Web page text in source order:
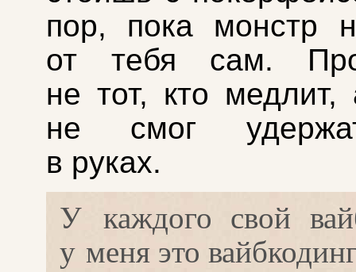
пор, пока монстр
от тебя сам.
не тот, кто медлит,
не смог
в руках.
У каждого свой
у меня это